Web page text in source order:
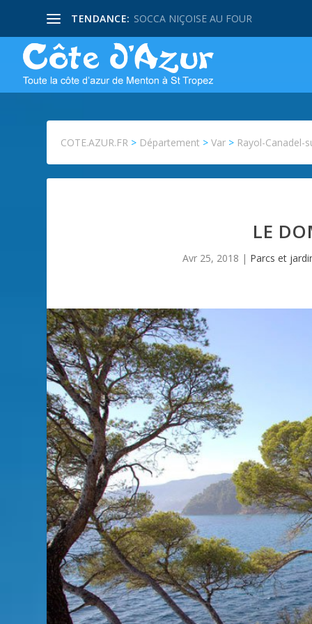
TENDANCE: SOCCA NIÇOISE AU FOUR
COTE.AZUR.FR > Département >Var > Rayol-Canadel-
LE
Avr 25, 2018 | Parcs et